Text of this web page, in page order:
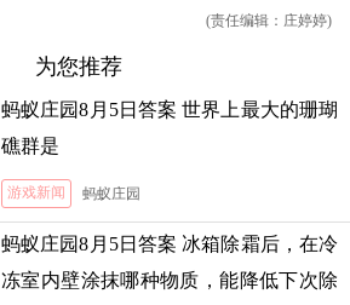
(责任编辑：庄婷婷)
为您推荐
蚂蚁庄园8月5日答案 世界上最大的珊瑚
礁群是
游戏新闻 蚂蚁庄园
蚂蚁庄园8月5日答案 冰箱除霜后，在冷
冻室内壁涂抹哪种物质，能降低下次除